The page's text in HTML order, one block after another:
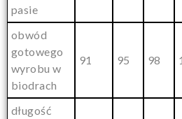
pasie
obwód
gotowego
wyrobu w
biodrach
91 95 98
długość